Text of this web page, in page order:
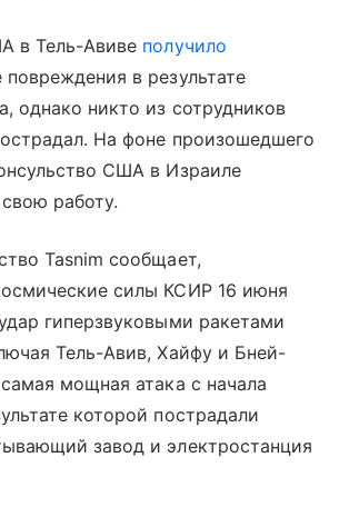
в Тель-Авиве получило
повреждения в результате
однако никто из сотрудников
На фоне произошедшего
США в Израиле
работу.
Tasnim сообщает,
силы КСИР 16 июня
гиперзвуковыми ракетами
Тель-Авив, Хайфу и Бней-
мощная атака с начала
которой пострадали
завод и электростанция